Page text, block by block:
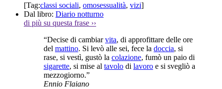
[Tag:classi sociali, omosessualità, vizi]
Dal libro: Diario notturno
di più su questa frase ››
“Decise di cambiarvita, di approfittare delle ore
del mattino. Si levò alle sei, fece la doccia, si
rase, si vestì, gustò la colazione, fumò un paio di
sigarette, si mise al tavolo di lavoro e si svegliò a
mezzogiorno.”
Ennio Flaiano